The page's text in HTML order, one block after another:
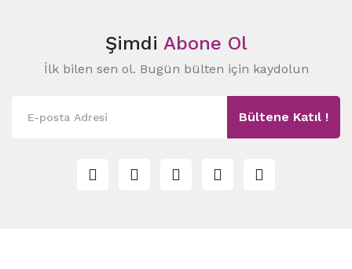
Şimdi Abone Ol
İlk bilen sen ol. Bugün bülten için kaydolun
Bültene Katıl !